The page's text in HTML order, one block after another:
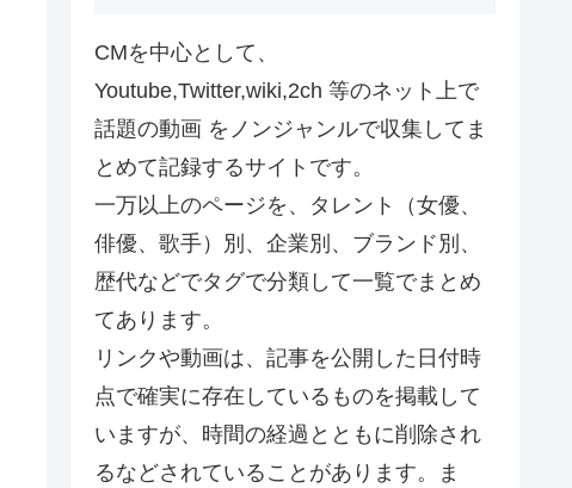
CMを中心として、
Youtube,Twitter,wiki,2ch 等のネット上で
話題の動画 をノンジャンルで収集してま
とめて記録するサイトです。
一万以上のページを、タレント（女優、
俳優、歌手）別、企業別、ブランド別、
歴代などでタグで分類して一覧でまとめ
てあります。
リンクや動画は、記事を公開した日付時
点で確実に存在しているものを掲載して
いますが、時間の経過とともに削除され
るなどされていることがあります。ま